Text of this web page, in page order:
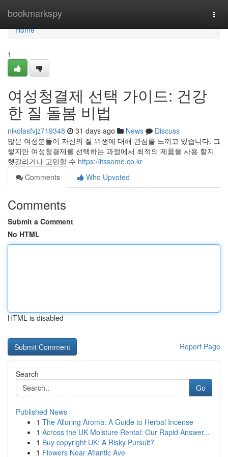
bookmarkspy
Home
Home
1
여성청결제 선택 가이드: 건강
한 질 돌봄 비법
nikolasfvjz719348 31 days ago News
Discuss
많은 여성분들이 자신의 질 위생에 대해 관심를 느끼고 있습니다. 그
렇지만 여성청결제를 선택하는 과정에서 최적의 제품을 사용 할지
헷갈리거나 고민할 수 https://itssome.co.kr
Comments
Who Upvoted
Comments
Submit a Comment
No HTML
HTML is disabled
Report Page
Search
Go
Published News
1 The Alluring Aroma: A Guide to Herbal Incense
1 Across the UK Moisture Rental: Our Rapid Answer...
1 Buy copyright UK: A Risky Pursuit?
1 Flowers Near Atlantic Ave